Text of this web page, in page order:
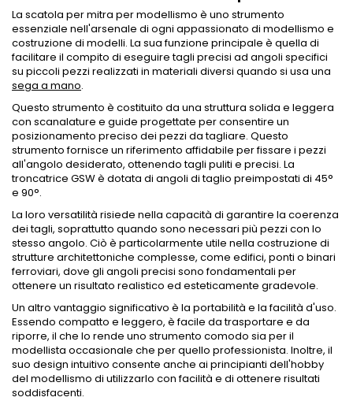
La scatola per mitra per modellismo è uno strumento
essenziale nell'arsenale di ogni appassionato di modellismo e
costruzione di modelli. La sua funzione principale è quella di
facilitare il compito di eseguire tagli precisi ad angoli specifici
su piccoli pezzi realizzati in materiali diversi quando si usa una
sega a mano.
Questo strumento è costituito da una struttura solida e leggera
con scanalature e guide progettate per consentire un
posizionamento preciso dei pezzi da tagliare. Questo
strumento fornisce un riferimento affidabile per fissare i pezzi
all'angolo desiderato, ottenendo tagli puliti e precisi. La
troncatrice GSW è dotata di angoli di taglio preimpostati di 45°
e 90°.
La loro versatilità risiede nella capacità di garantire la coerenza
dei tagli, soprattutto quando sono necessari più pezzi con lo
stesso angolo. Ciò è particolarmente utile nella costruzione di
strutture architettoniche complesse, come edifici, ponti o binari
ferroviari, dove gli angoli precisi sono fondamentali per
ottenere un risultato realistico ed esteticamente gradevole.
Un altro vantaggio significativo è la portabilità e la facilità d'uso.
Essendo compatto e leggero, è facile da trasportare e da
riporre, il che lo rende uno strumento comodo sia per il
modellista occasionale che per quello professionista. Inoltre, il
suo design intuitivo consente anche ai principianti dell'hobby
del modellismo di utilizzarlo con facilità e di ottenere risultati
soddisfacenti.